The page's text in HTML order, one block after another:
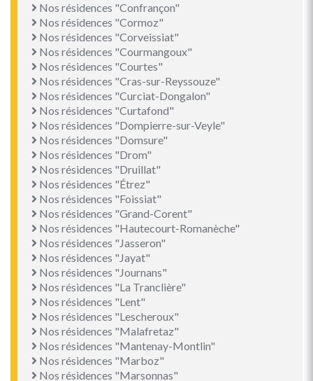
Nos résidences "Confrançon"
Nos résidences "Cormoz"
Nos résidences "Corveissiat"
Nos résidences "Courmangoux"
Nos résidences "Courtes"
Nos résidences "Cras-sur-Reyssouze"
Nos résidences "Curciat-Dongalon"
Nos résidences "Curtafond"
Nos résidences "Dompierre-sur-Veyle"
Nos résidences "Domsure"
Nos résidences "Drom"
Nos résidences "Druillat"
Nos résidences "Étrez"
Nos résidences "Foissiat"
Nos résidences "Grand-Corent"
Nos résidences "Hautecourt-Romanèche"
Nos résidences "Jasseron"
Nos résidences "Jayat"
Nos résidences "Journans"
Nos résidences "La Tranclière"
Nos résidences "Lent"
Nos résidences "Lescheroux"
Nos résidences "Malafretaz"
Nos résidences "Mantenay-Montlin"
Nos résidences "Marboz"
Nos résidences "Marsonnas"